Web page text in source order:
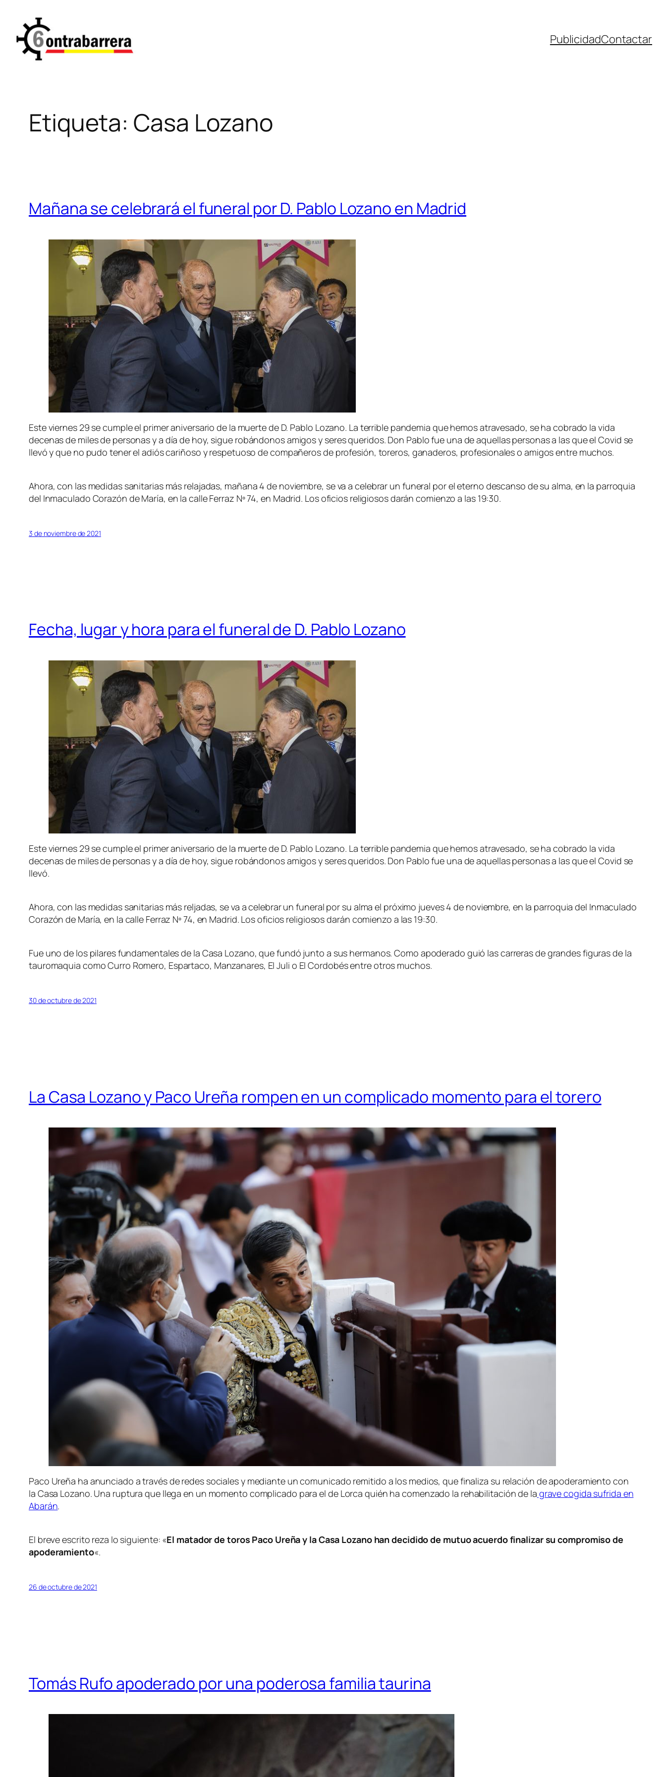
contenido
PublicidadContactar
Etiqueta: Casa Lozano
Mañana se celebrará el funeral por D. Pablo Lozano en Madrid
Este viernes 29 se cumple el primer aniversario de la muerte de D. Pablo Lozano. La terrible pandemia que hemos atravesado, se ha cobrado la vida
decenas de miles de personas y a día de hoy, sigue robándonos amigos y seres queridos. Don Pablo fue una de aquellas personas a las que el Covid se
llevó y que no pudo tener el adiós cariñoso y respetuoso de compañeros de profesión, toreros, ganaderos, profesionales o amigos entre muchos.
Ahora, con las medidas sanitarias más relajadas, mañana 4 de noviembre, se va a celebrar un funeral por el eterno descanso de su alma, en la parroquia
del Inmaculado Corazón de María, en la calle Ferraz Nº 74, en Madrid. Los oficios religiosos darán comienzo a las 19:30.
3 de noviembre de 2021
Fecha, lugar y hora para el funeral de D. Pablo Lozano
Este viernes 29 se cumple el primer aniversario de la muerte de D. Pablo Lozano. La terrible pandemia que hemos atravesado, se ha cobrado la vida
decenas de miles de personas y a día de hoy, sigue robándonos amigos y seres queridos. Don Pablo fue una de aquellas personas a las que el Covid se
llevó.
Ahora, con las medidas sanitarias más reljadas, se va a celebrar un funeral por su alma el próximo jueves 4 de noviembre, en la parroquia del Inmaculado
Corazón de María, en la calle Ferraz Nº 74, en Madrid. Los oficios religiosos darán comienzo a las 19:30.
Fue uno de los pilares fundamentales de la Casa Lozano, que fundó junto a sus hermanos. Como apoderado guió las carreras de grandes figuras de la
tauromaquia como Curro Romero, Espartaco, Manzanares, El Juli o El Cordobés entre otros muchos.
30 de octubre de 2021
La Casa Lozano y Paco Ureña rompen en un complicado momento para el torero
Paco Ureña ha anunciado a través de redes sociales y mediante un comunicado remitido a los medios, que finaliza su relación de apoderamiento con
la Casa Lozano. Una ruptura que llega en un momento complicado para el de Lorca quién ha comenzado la rehabilitación de la grave cogida sufrida en
Abarán.
El breve escrito reza lo siguiente: «El matador de toros Paco Ureña y la Casa Lozano han decidido de mutuo acuerdo finalizar su compromiso de
apoderamiento«.
26 de octubre de 2021
Tomás Rufo apoderado por una poderosa familia taurina